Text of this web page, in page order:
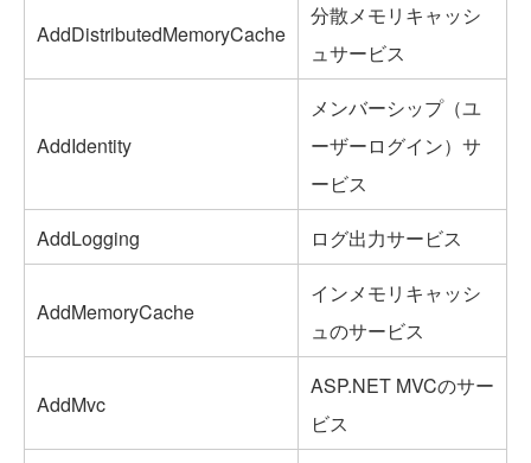
AddDistributedMemoryCache
分散メモリキャッシ
ュサービス
AddIdentity
メンバーシップ（ユ
ーザーログイン）サ
ービス
AddLogging
ログ出力サービス
AddMemoryCache
インメモリキャッシ
ュのサービス
AddMvc
ASP.NET MVCのサー
ビス